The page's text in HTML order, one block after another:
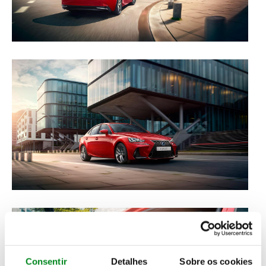
Consentir Detalhes Sobre os cookies